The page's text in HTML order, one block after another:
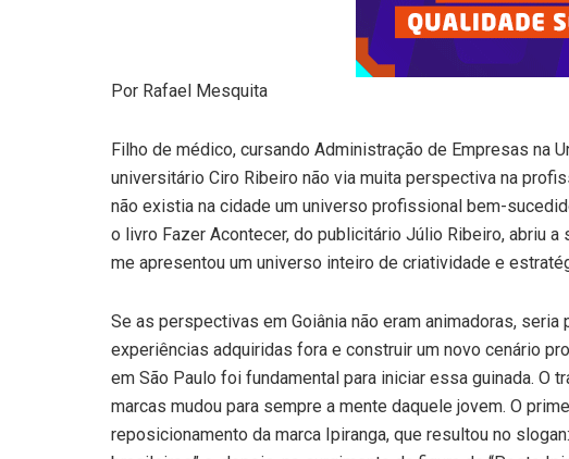
Por Rafael Mesquita
Filho de médico, cursando Administração de Empresas na
universitário Ciro Ribeiro não via muita perspectiva na
não existia na cidade um universo profissional bem-
o livro Fazer Acontecer, do publicitário Júlio Ribeiro, abriu a
me apresentou um universo inteiro de criatividade e
Se as perspectivas em Goiânia não eram animadoras,
experiências adquiridas fora e construir um novo cenário
em São Paulo foi fundamental para iniciar essa guinada. O
marcas mudou para sempre a mente daquele jovem. O
reposicionamento da marca Ipiranga, que resultou no